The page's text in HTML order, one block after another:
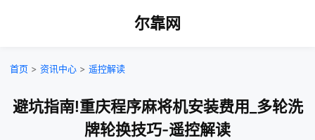
尔靠网
首页 > 资讯中心 > 遥控解读
避坑指南!重庆程序麻将机安装费用_多轮洗
牌轮换技巧-遥控解读